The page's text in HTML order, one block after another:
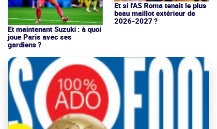
Et maintenant Suzuki : à quoi
joue Paris avec ses
gardiens ?
Et si l'AS Roma tenait le plus
beau maillot extérieur de
2026-2027 ?